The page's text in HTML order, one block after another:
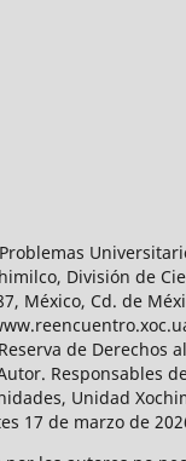
División de
México, Cd. de
de Derechos
Responsables
Unidad
17 de marzo de